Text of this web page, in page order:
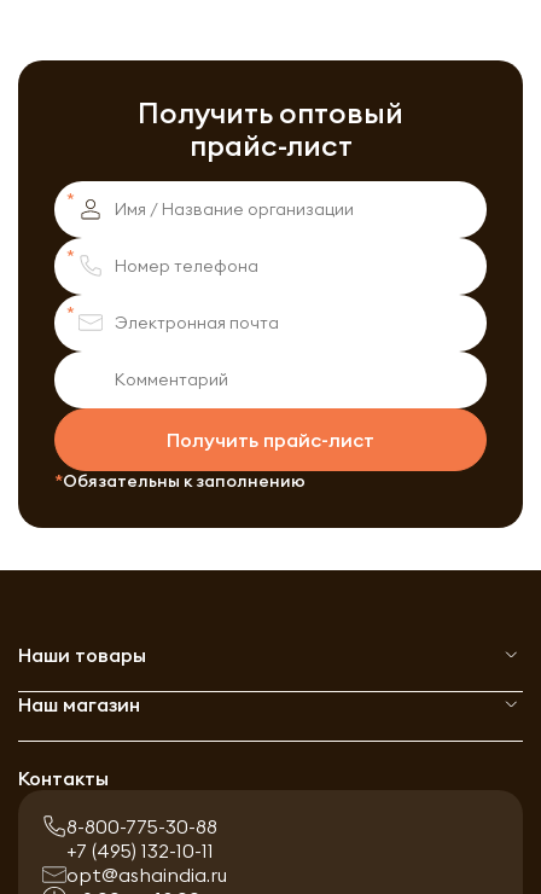
Получить оптовый
прайс-лист
Получить прайс-лист
Обязательны к заполнению
Наши товары
Наш магазин
Контакты
8-800-775-30-88
+7 (495) 132-10-11
opt@ashaindia.ru